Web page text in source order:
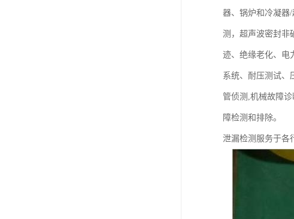
器、锅炉和冷凝器
测，超声波密封非
迹、绝缘老化、电
系统、耐压测试、
管侦测,机械故障
障检测和排除。
泄漏检测服务于各